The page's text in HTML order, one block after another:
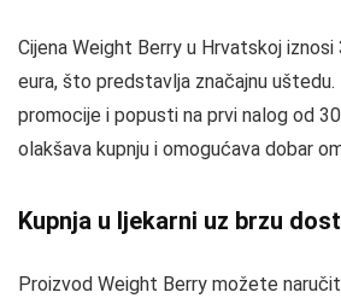
Cijena Weight Berry u Hrvatskoj
eura, što predstavlja značajnu
promocije i popusti na prvi nalog od
olakšava kupnju i omogućava dobar
Kupnja u ljekarni uz brzu
Proizvod Weight Berry možete